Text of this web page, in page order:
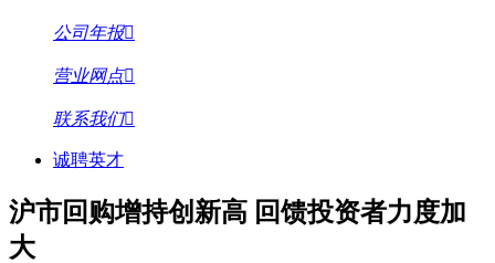
公司年报
营业网点
联系我们
诚聘英才
沪市回购增持创新高 回馈投资者力度加
大